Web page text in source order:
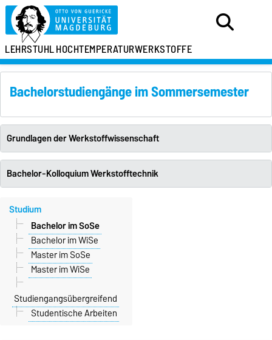
LEHRSTUHLHOCHTEMPERATURWERKSTOFFE
Bachelorstudiengänge im Sommersemester
Grundlagen der Werkstoffwissenschaft
Bachelor-Kolloquium Werkstofftechnik
Studium
Bachelor im SoSe
Bachelor im WiSe
Master im SoSe
Master im WiSe
Studiengangsübergreifend
Studentische Arbeiten